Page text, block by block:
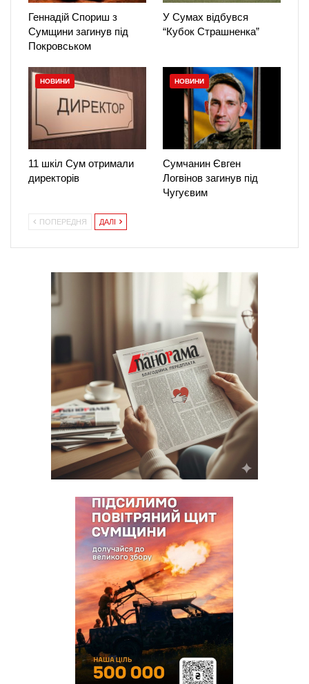
Геннадій Спориш з
Сумщини загинув під
Покровськом
У Сумах відбувся
“Кубок Страшненка”
НОВИНИ
11 шкіл Сум отримали
директорів
НОВИНИ
Сумчанин Євген
Логвінов загинув під
Чугуєвим
ПОПЕРЕДНЯ ДАЛІ